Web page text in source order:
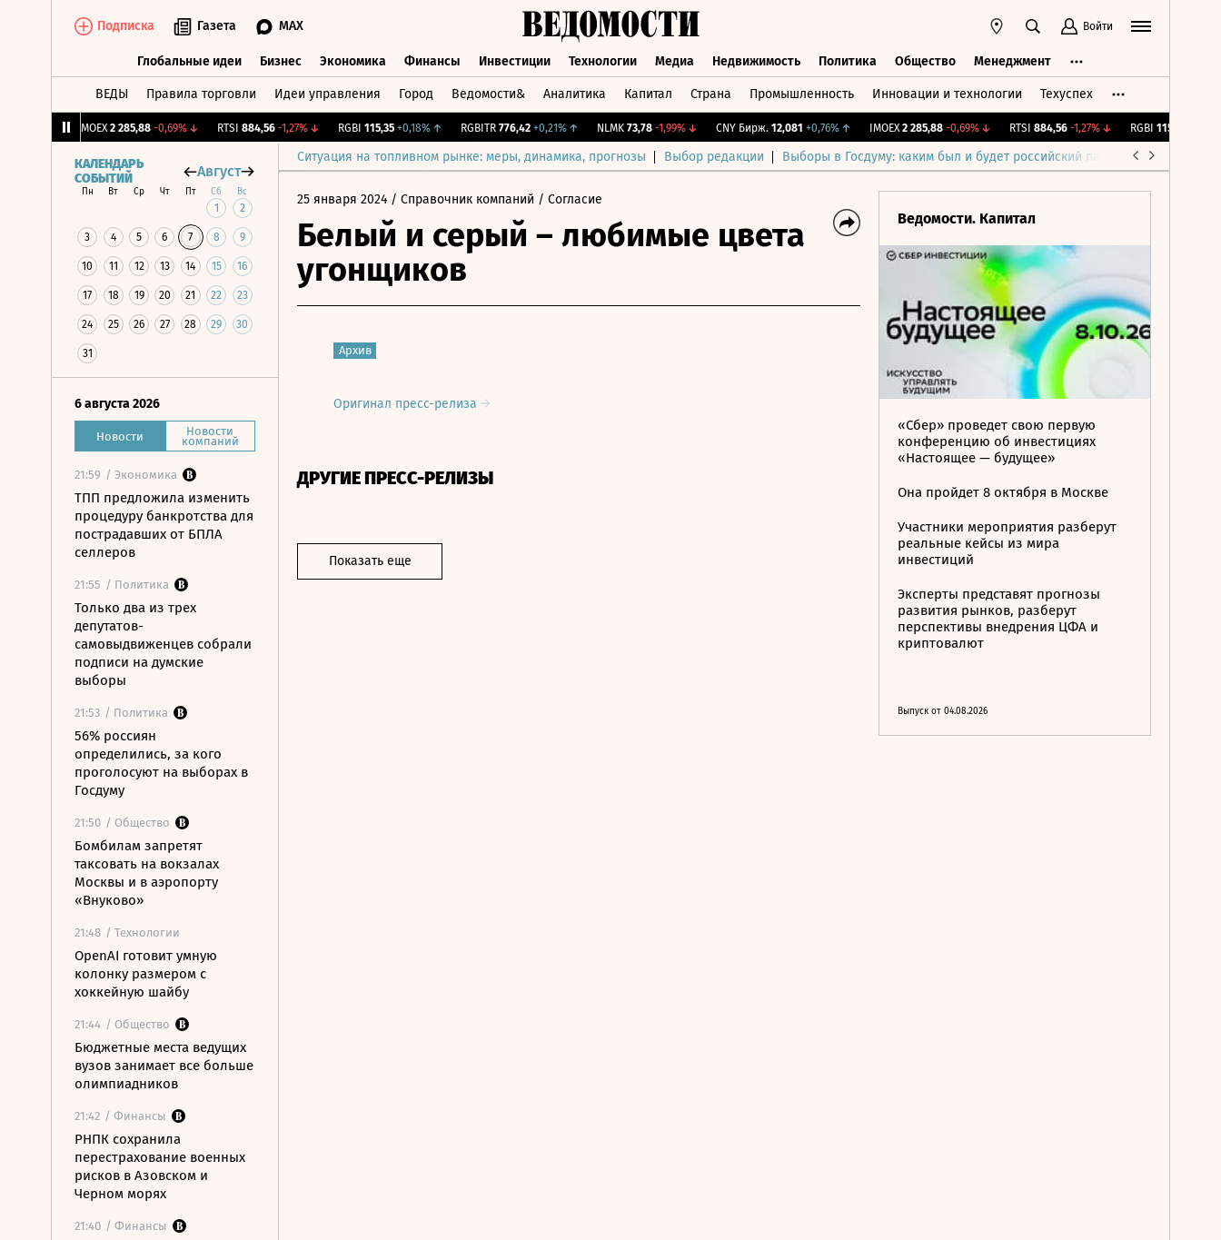
Подписка Газета MAX Войти
Глобальные идеи Бизнес Экономика Финансы Инвестиции Технологии Медиа Недвижимость Политика Общество Менеджмент
ВЕДЫ Правила торговли Идеи управления Город Ведомости& Аналитика Капитал Страна Промышленность Инновации и технологии Техуспех
IMOEX 2 285,88 -0,69%↓ RTSI 884,56 -1,27%↓ RGBI 115,35 +0,18% ↑ RGBITR 776,42 +0,21%↑ NLMK 73,78 -1,99%↓ CNY Бирж. 12,081 +0,76%↑ IMOEX 2 285,88 -0,69%↓ RTSI 884,56 -1,27%↓ RGBI 115,35
Ситуация на топливном рынке: меры, динамика, прогнозы Выбор редакции Выборы в Госдуму: каким был и будет российский парламент
КАЛЕНДАРЬ
СОБЫТИЙ
Август
Пн Вт Ср Чт Пт Сб Вс
1 2
3 4 5 6 7 8 9
10 11 12 13 14 15 16
17 18 19 20 21 22 23
24 25 26 27 28 29 30
31
6 августа 2026
Новости Новости
компаний
21:59 / Экономика
ТПП предложила изменить
процедуру банкротства для
пострадавших от БПЛА
селлеров
21:55 / Политика
Только два из трех
депутатов-
самовыдвиженцев собрали
подписи на думские
выборы
21:53 / Политика
56% россиян
определились, за кого
проголосуют на выборах в
Госдуму
21:50 / Общество
Бомбилам запретят
таксовать на вокзалах
Москвы и в аэропорту
«Внуково»
21:48 / Технологии
OpenAI готовит умную
колонку размером с
хоккейную шайбу
21:44 / Общество
Бюджетные места ведущих
вузов занимает все больше
олимпиадников
21:42 / Финансы
РНПК сохранила
перестрахование военных
рисков в Азовском и
Черном морях
21:40 / Финансы
25 января 2024 / Справочник компаний / Согласие
Белый и серый – любимые цвета
угонщиков
Архив
Оригинал пресс-релиза
ДРУГИЕ ПРЕСС-РЕЛИЗЫ
Показать еще
Ведомости. Капитал
«Сбер» проведет свою первую
конференцию об инвестициях
«Настоящее — будущее»
Она пройдет 8 октября в Москве
Участники мероприятия разберут
реальные кейсы из мира
инвестиций
Эксперты представят прогнозы
развития рынков, разберут
перспективы внедрения ЦФА и
криптовалют
Выпуск от 04.08.2026